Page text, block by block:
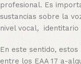
profesional. Es
sustancias sobre la
nivel vocal, identitario
En este sentido, estos
entre los EAA 17 a-